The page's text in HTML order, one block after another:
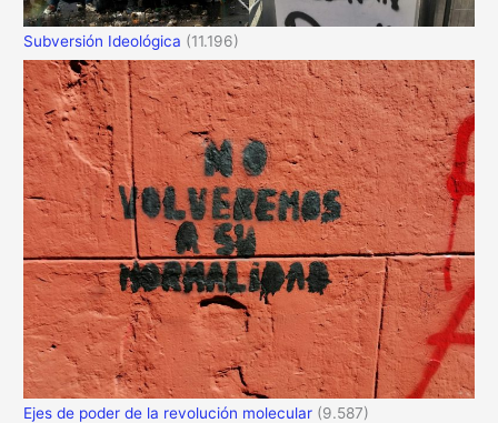
Subversión Ideológica (11.196)
Ejes de poder de la revolución molecular (9.587)